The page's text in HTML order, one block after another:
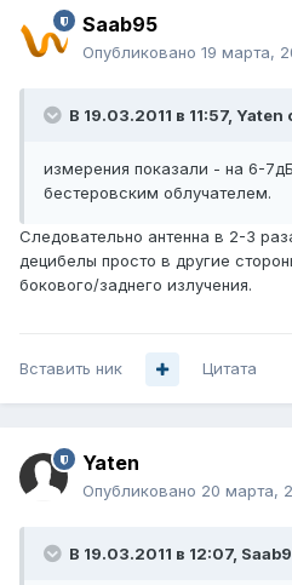
Saab95
Опубликовано 19 марта,
В 19.03.2011 в 11:57, Yaten
измерения показали - на 6-
бестеровским облучателем.
Следовательно антенна в 2-3
децибелы просто в другие
бокового/заднего излучения.
Вставить ник Цитата
Yaten
Опубликовано 20 марта,
В 19.03.2011 в 12:07,